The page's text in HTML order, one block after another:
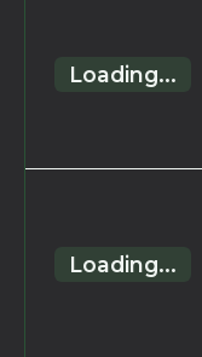
Loading...
Loading...